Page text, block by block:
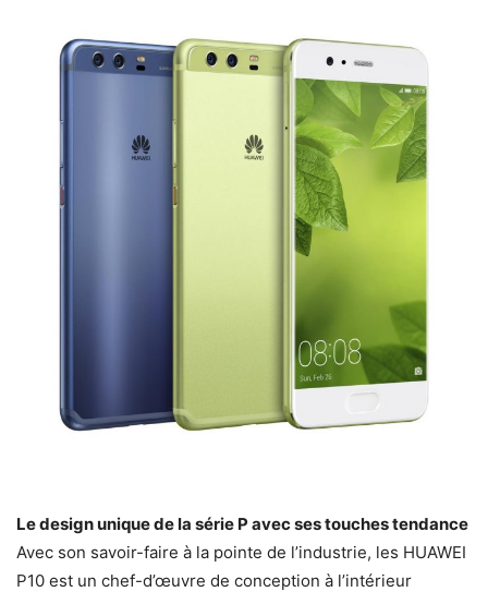
Le design unique de la série P avec ses touches tendance
Avec son savoir-faire à la pointe de l’industrie, les HUAWEI
P10 est un chef-d’œuvre de conception à l’intérieur